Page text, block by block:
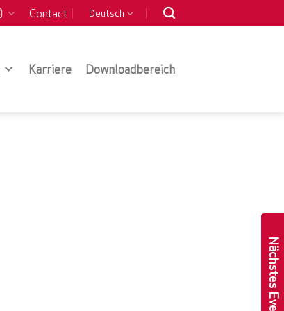
Contact Deutsch
Karriere Downloadbereich
Nächstes Event